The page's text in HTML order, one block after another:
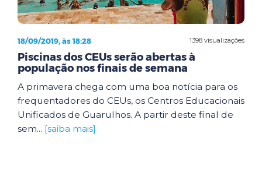
1398 visualizações
18/09/2019, às 18:28
Piscinas dos CEUs serão abertas à
população nos finais de semana
A primavera chega com uma boa notícia para os
frequentadores do CEUs, os Centros Educacionais
Unificados de Guarulhos. A partir deste final de
sem... [saiba mais]